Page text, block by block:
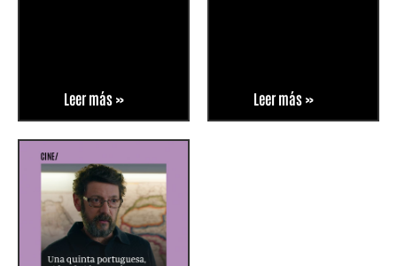
Leer más » Leer más »